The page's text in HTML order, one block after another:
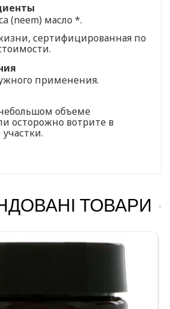
(neem) масло *.
сертифицированная по
применения.
объеме
осторожно вотрите в
ТОВАРИ